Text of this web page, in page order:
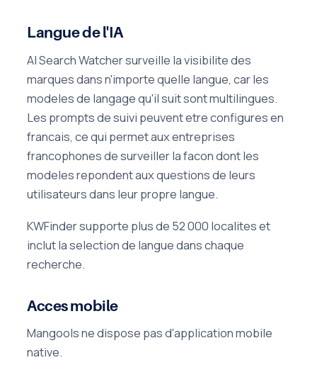
Langue de l'IA
AI Search Watcher surveille la visibilite des
marques dans n'importe quelle langue, car les
modeles de langage qu'il suit sont multilingues.
Les prompts de suivi peuvent etre configures en
francais, ce qui permet aux entreprises
francophones de surveiller la facon dont les
modeles repondent aux questions de leurs
utilisateurs dans leur propre langue.
KWFinder supporte plus de 52 000 localites et
inclut la selection de langue dans chaque
recherche.
Acces mobile
Mangools ne dispose pas d'application mobile
native.